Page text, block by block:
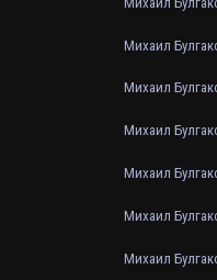
Михаил
Михаил
Михаил
Михаил
Михаил
Михаил